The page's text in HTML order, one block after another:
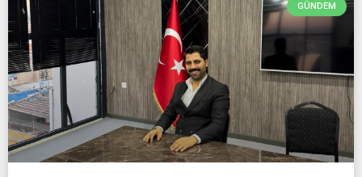
GÜNDEM